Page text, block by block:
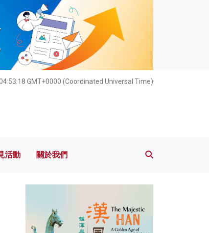
GMT+0000 (Coordinated Universal Time)
灼見活動 關於我們
活動 關於我們